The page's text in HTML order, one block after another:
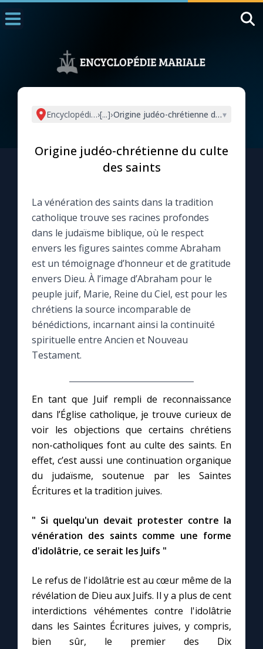
L'actualité de la semaine
La newsletter
La vidéo de la semaine
Le compte Tiktok
Le magazine
Le site internet
Questions-réponses
Prier au quotidien
Avec Thérèse de Lisieux
L'Évangile chaque jour
Les premiers samedis du mois
Marie qui défait les nœuds
Me consacrer à Jésus par Marie
Mes intentions de prière
Encyclopédie mariale
›[...]›Origine judéo-chrétienne du culte des
▾
Origine judéo-chrétienne du culte
des saints
La vénération des saints dans la tradition
catholique trouve ses racines profondes
dans le judaïsme biblique, où le respect
envers les figures saintes comme Abraham
est un témoignage d’honneur et de gratitude
envers Dieu. À l’image d’Abraham pour le
peuple juif, Marie, Reine du Ciel, est pour les
chrétiens la source incomparable de
bénédictions, incarnant ainsi la continuité
spirituelle entre Ancien et Nouveau
Testament.
En tant que Juif rempli de reconnaissance
dans l’Église catholique, je trouve curieux de
voir les objections que certains chrétiens
non-catholiques font au culte des saints. En
effet, c’est aussi une continuation organique
du judaïsme, soutenue par les Saintes
Écritures et la tradition juives.
" Si quelqu'un devait protester contre la
vénération des saints comme une forme
d'idolâtrie, ce serait les Juifs "
Le refus de l'idolâtrie est au cœur même de la
révélation de Dieu aux Juifs. Il y a plus de cent
interdictions véhémentes contre l'idolâtrie
dans les Saintes Écritures juives, y compris,
bien sûr, le premier des Dix